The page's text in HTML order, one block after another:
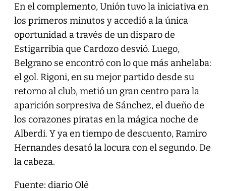
En el complemento, Unión tuvo la iniciativa en
los primeros minutos y accedió a la única
oportunidad a través de un disparo de
Estigarribia que Cardozo desvió. Luego,
Belgrano se encontró con lo que más anhelaba:
el gol. Rigoni, en su mejor partido desde su
retorno al club, metió un gran centro para la
aparición sorpresiva de Sánchez, el dueño de
los corazones piratas en la mágica noche de
Alberdi. Y ya en tiempo de descuento, Ramiro
Hernandes desató la locura con el segundo. De
la cabeza.
Fuente: diario Olé